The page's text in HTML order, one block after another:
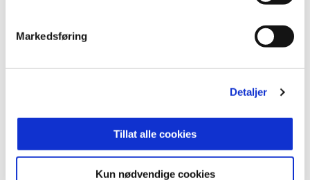
Markedsføring
Detaljer
Tillat alle cookies
Kun nødvendige cookies
00:03:12
Stabæk - Bryne -